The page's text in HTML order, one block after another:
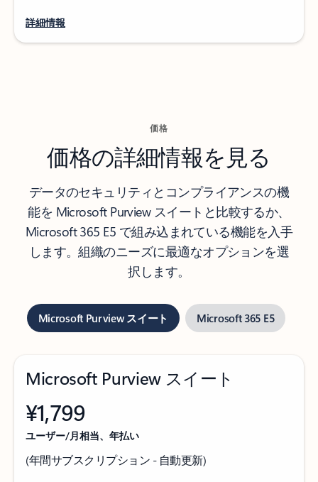
詳細情報
価格
価格の詳細情報を見る
データのセキュリティとコンプライアンスの機
能を Microsoft Purview スイートと比較するか、
Microsoft 365 E5 で組み込まれている機能を入手
します。組織のニーズに最適なオプションを選
択します。
Microsoft Purview スイート Microsoft 365 E5
Microsoft Purview スイート
¥1,799
ユーザー/月相当、年払い
(年間サブスクリプション - 自動更新)